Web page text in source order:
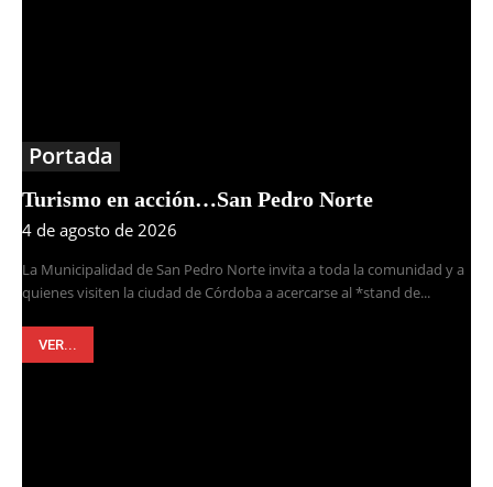
Portada
Turismo en acción…San Pedro Norte
4 de agosto de 2026
La Municipalidad de San Pedro Norte invita a toda la comunidad y a
quienes visiten la ciudad de Córdoba a acercarse al *stand de...
VER...